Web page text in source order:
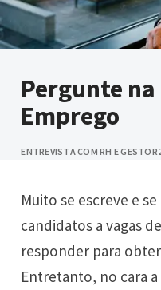
Pergunte
Emprego
ENTREVISTA COM RH E GESTOR
Muito se escreve e
candidatos a vagas
responder para
Entretanto, no cara